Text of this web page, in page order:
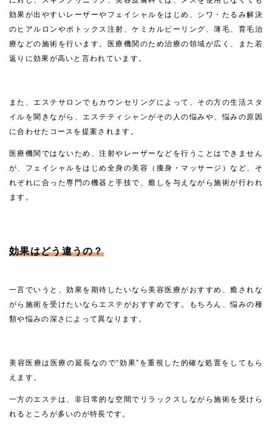
効果が出やすいレーザーやフェイシャルをはじめ、シワ・たるみ解決
のヒアルロンやボトックス注射、ケミカルピーリング、薄毛、育毛治
療などの施術を行います。医療機関のため治療の領域が広く、また若
返りに効果が高いと言われています。
また、エステサロンでもカウンセリングによって、その方の生活スタ
イルを聞きながら、エステティシャンがその人の悩みや、悩みの原因
に合わせたコースを提案されます。
医療機関ではないため、注射やレーザーなどを行うことはできません
が、フェイシャルをはじめ全身の美容（痩身・マッサージ）など、そ
れぞれに合った専門の機器と手技で、癒しを与えながら施術が行われ
ます。
効果はどう違うの？
一言でいうと、効果を期待したいなら美容医療がおすすめ、癒されな
がら施術を受けたいならエステがおすすめです。もちろん、悩みの種
類や悩みの深さによって異なります。
美容医療は医療の延長なので“効果”を重視した的確な処置をしてもら
えます。
一方のエステは、非日常的な空間でリラックスしながら施術を受けら
れるところが多いのが特長です。